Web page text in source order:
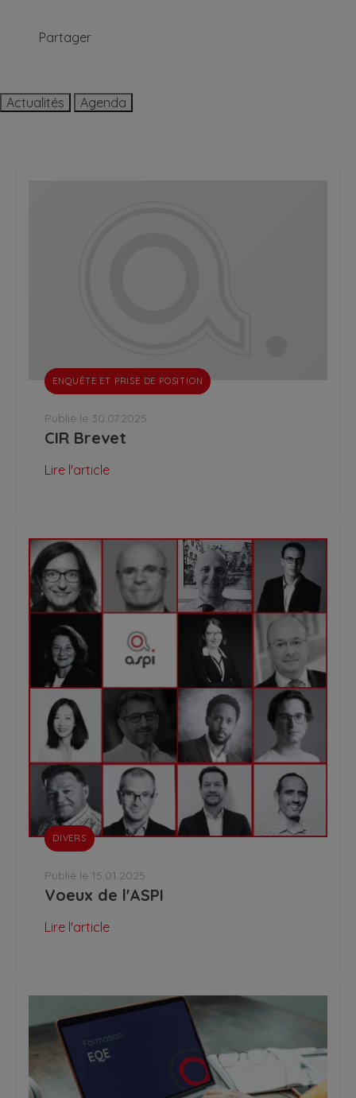
Partager
Actualités Agenda
ENQUÊTE ET PRISE DE POSITION
Publié le 30.07.2025
CIR Brevet
Lire l'article
DIVERS
Publié le 15.01.2025
Voeux de l'ASPI
Lire l'article